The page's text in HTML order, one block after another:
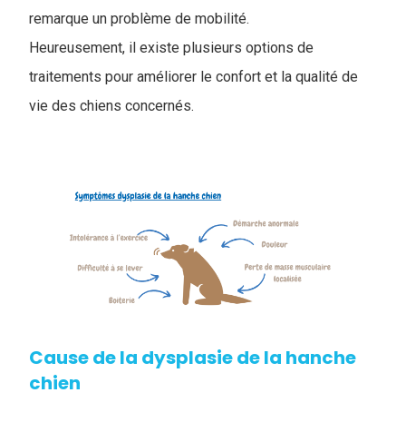
remarque un problème de mobilité.
Heureusement, il existe plusieurs options de
traitements pour améliorer le confort et la qualité de
vie des chiens concernés.
Cause de la dysplasie de la hanche
chien